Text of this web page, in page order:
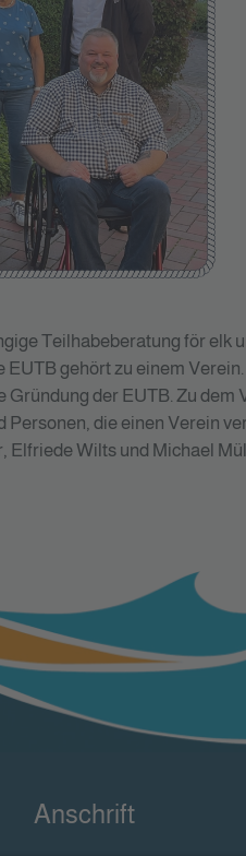
Teilhabeberatung för elk
gehört zu einem
Gründung der EUTB. Zu
die einen Verein
Wilts und Michael
Anschrift